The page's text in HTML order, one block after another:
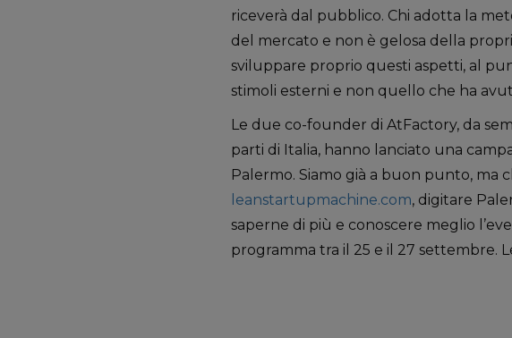
riceverà dal pubblico. Chi adotta la
del mercato e non è gelosa della
sviluppare proprio questi aspetti, al
stimoli esterni e non quello che ha
Le due co-founder di AtFactory, da
parti di Italia, hanno lanciato una
Palermo. Siamo già a buon punto, ma
leanstartupmachine.com, digitare
saperne di più e conoscere meglio
programma tra il 25 e il 27 settembre.